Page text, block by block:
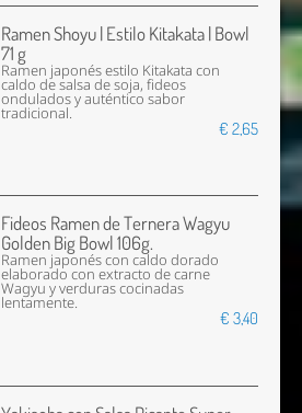
Ramen Shoyu | Estilo Kitakata | Bowl
71 g
Ramen japonés estilo Kitakata con
caldo de salsa de soja, fideos
ondulados y auténtico sabor
tradicional.
€ 2,65
Fideos Ramen de Ternera Wagyu
Golden Big Bowl 106g.
Ramen japonés con caldo dorado
elaborado con extracto de carne
Wagyu y verduras cocinadas
lentamente.
€ 3,40